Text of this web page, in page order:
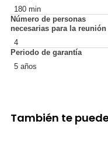
180 min
Número de personas
necesarias para la reunión
4
Periodo de garantía
5 años
También te